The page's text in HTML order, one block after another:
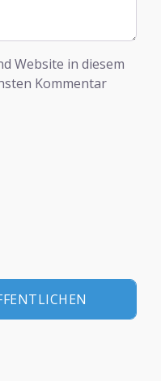
Website in diesem
Kommentar